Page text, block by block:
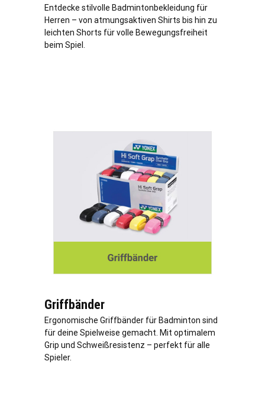
Entdecke stilvolle Badmintonbekleidung für
Herren – von atmungsaktiven Shirts bis hin zu
leichten Shorts für volle Bewegungsfreiheit
beim Spiel.
Griffbänder
Ergonomische Griffbänder für Badminton sind
für deine Spielweise gemacht. Mit optimalem
Grip und Schweißresistenz – perfekt für alle
Spieler.